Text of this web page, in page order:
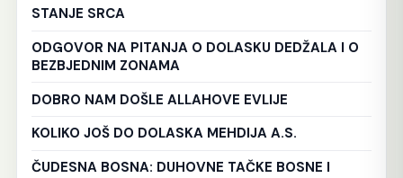
STANJE SRCA
ODGOVOR NA PITANJA O DOLASKU DEDŽALA I O
BEZBJEDNIM ZONAMA
DOBRO NAM DOŠLE ALLAHOVE EVLIJE
KOLIKO JOŠ DO DOLASKA MEHDIJA A.S.
ČUDESNA BOSNA: DUHOVNE TAČKE BOSNE I